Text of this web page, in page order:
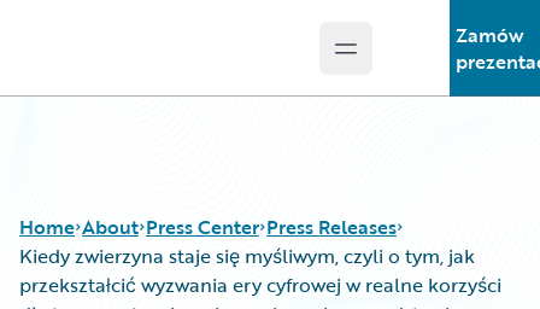
Open main menu
Zamów
Home About Press Center Press Releases
Kiedy zwierzyna staje się myśliwym, czyli o tym, jak
przekształcić wyzwania ery cyfrowej w realne korzyści